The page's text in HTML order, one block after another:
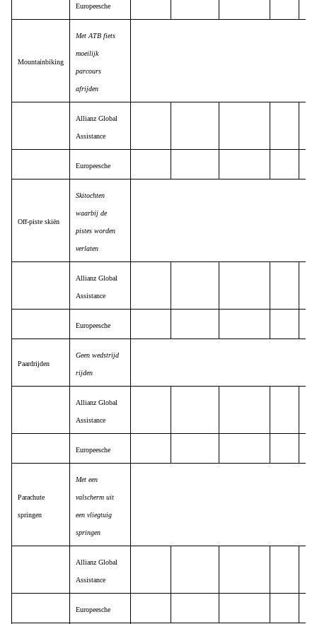
Europeesche
Mountainbiking
Met ATB fiets
moeilijk
parcours
afrijden
Allianz Global
Assistance
Europeesche
Off-piste skiën
Skitochten
waarbij de
pistes worden
verlaten
Allianz Global
Assistance
Europeesche
Paardrijden
Geen wedstrijd
rijden
Allianz Global
Assistance
Europeesche
Parachute
springen
Met een
valscherm uit
een vliegtuig
springen
Allianz Global
Assistance
Europeesche